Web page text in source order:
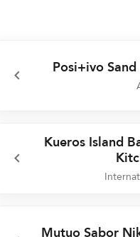
Posi+ivo
Kueros Island
undefined